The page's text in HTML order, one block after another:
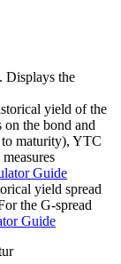
Displays the
yield of the
the bond and
maturity), YTC
Guide
yield spread
the G-spread
Guide